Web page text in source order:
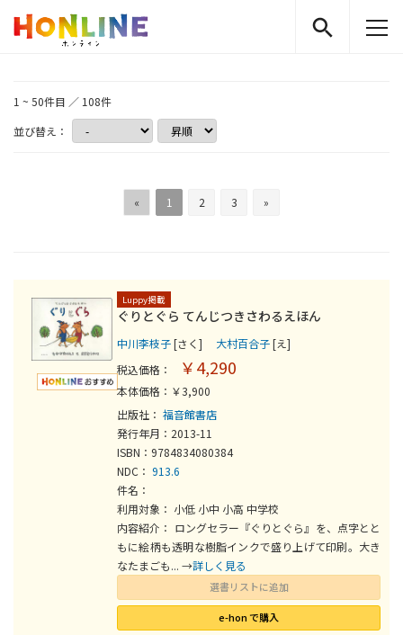
並び替え：
1 ~ 50件目 ／ 108件
« 1 2 3 »
Luppy掲載
ぐりとぐら てんじつきさわるえほん
中川李枝子[さく] 大村百合子[え]
税込価格：
￥4,290
本体価格：￥3,900
出版社： 福音館書店
発行年月：2013-11
ISBN：9784834080384
NDC： 913.6
件名：
利用対象： 小低 小中 小高 中学校
内容紹介： ロングセラー『ぐりとぐら』を、点字とと
もに絵柄も透明な樹脂インクで盛り上げて印刷。大き
なたまごも... →詳しく見る
選書リストに追加
e-hon で購入